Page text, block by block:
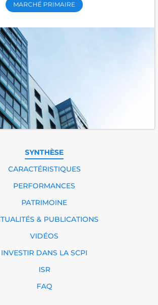
MARCHÉ PRIMAIRE
SYNTHÈSE
CARACTÉRISTIQUES
PERFORMANCES
PATRIMOINE
& PUBLICATIONS
VIDÉOS
INVESTIR DANS LA SCPI
ISR
FAQ